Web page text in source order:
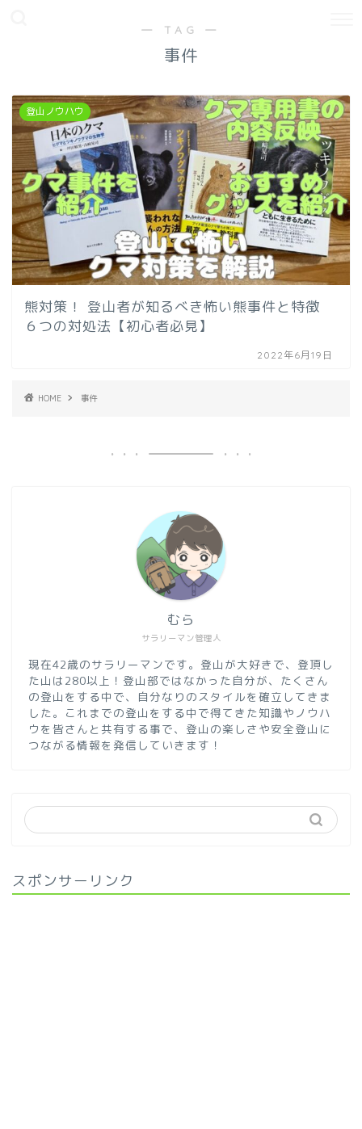
― TAG ―
事件
登山ノウハウ
熊対策！ 登山者が知るべき怖い熊事件と特徴
６つの対処法【初心者必見】
2022年6月19日
HOME 事件
サラリーマン管理人
むら
現在42歳のサラリーマンです。登山が大好きで、登頂し
た山は280以上！登山部ではなかった自分が、たくさん
の登山をする中で、自分なりのスタイルを確立してきま
した。これまでの登山をする中で得てきた知識やノウハ
ウを皆さんと共有する事で、登山の楽しさや安全登山に
つながる情報を発信していきます！
スポンサーリンク